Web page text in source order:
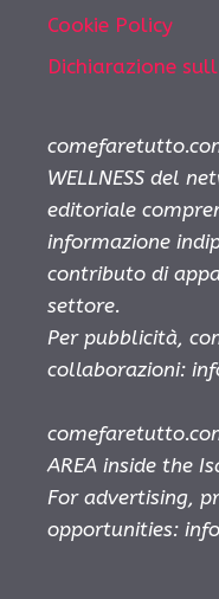
Cookie Policy
Dichiarazione
WELLNESS del
editoriale
informazione
contributo di
settore.
Per pubblicità,
collaborazioni:
AREA inside the
For advertising,
opportunities: